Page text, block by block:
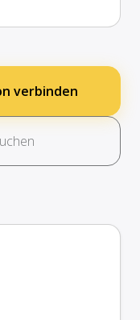
verbinden